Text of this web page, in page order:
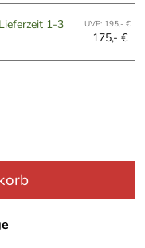
1-3
UVP: 195,- €
175,- €